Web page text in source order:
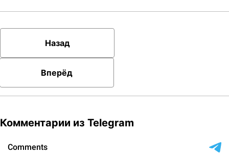
Назад
Вперёд
Комментарии из Telegram